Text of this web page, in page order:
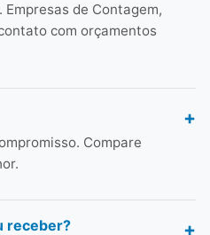
de Contagem,
com orçamentos
Compare
receber?